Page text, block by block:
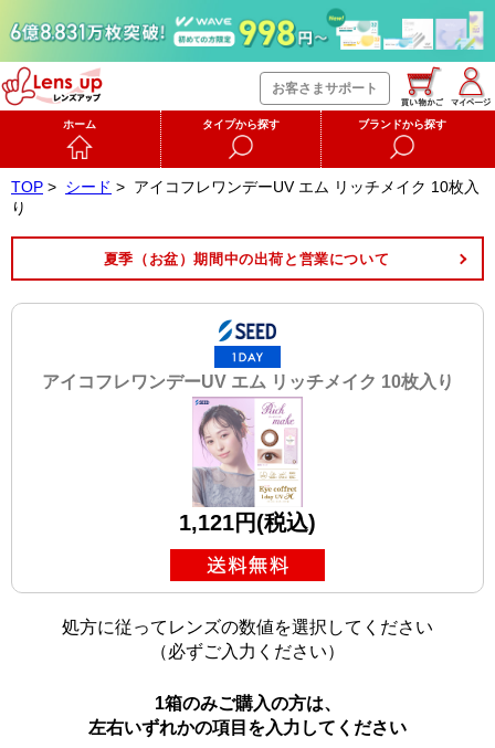
お客さまサポート
ホーム タイプから探す ブランドから探す
TOP > シード > アイコフレワンデーUV エム リッチメイク 10枚入
り
夏季（お盆）期間中の出荷と営業について
アイコフレワンデーUV エム リッチメイク 10枚入り
1,121円(税込)
処方に従ってレンズの数値を選択してください
（必ずご入力ください）
1箱のみご購入の方は、
左右いずれかの項目を入力してください